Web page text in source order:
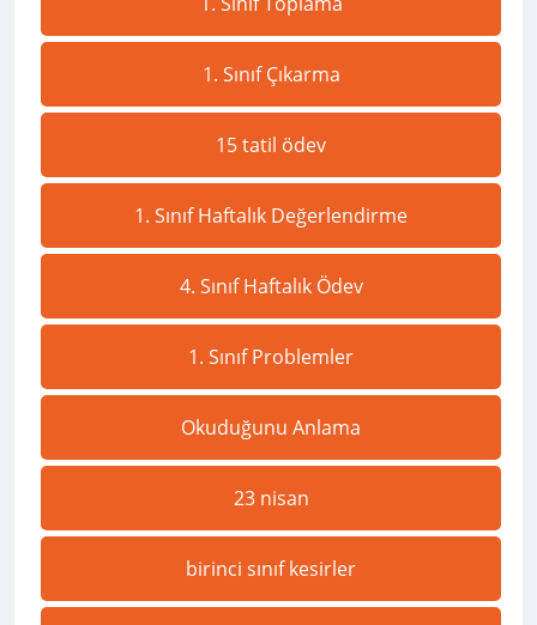
1. Sınıf Çıkarma
15 tatil ödev
1. Sınıf Haftalık Değerlendirme
4. Sınıf Haftalık Ödev
1. Sınıf Problemler
Okuduğunu Anlama
23 nisan
birinci sınıf kesirler